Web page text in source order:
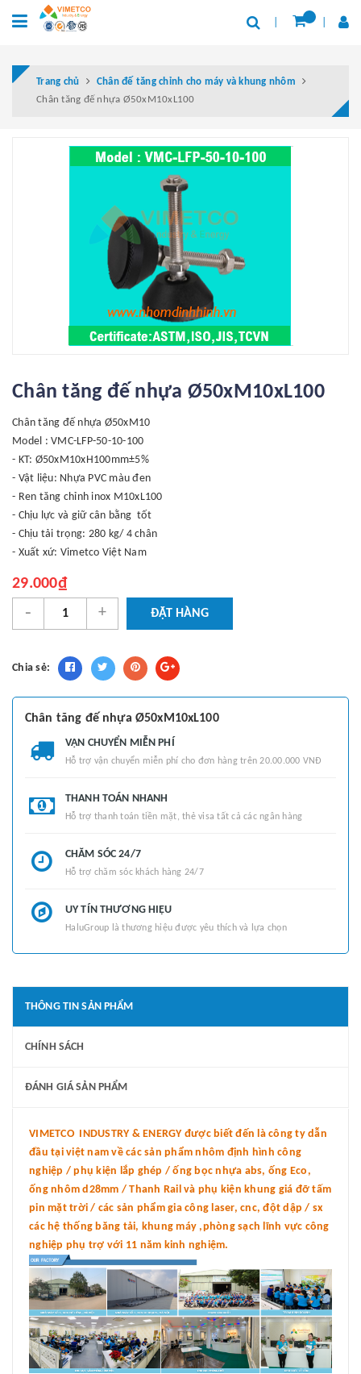
Trang chủ
Chân đế tăng chỉnh cho máy và khung nhôm
Chân tăng đế nhựa Ø50xM10xL100
Chân tăng đế nhựa Ø50xM10xL100
Chân tăng đế nhựa Ø50xM10
Model : VMC-LFP-50-10-100
- KT: Ø50xM10xH100mm±5%
- Vật liệu: Nhựa PVC màu đen
- Ren tăng chỉnh inox M10xL100
- Chịu lực và giữ cân bằng tốt
- Chịu tải trọng: 280 kg/ 4 chân
- Xuất xứ: Vimetco Việt Nam
29.000₫
- + ĐẶT HÀNG
Chia sẻ:
Chân tăng đế nhựa Ø50xM10xL100
VẬN CHUYỂN MIỄN PHÍ
Hỗ trợ vận chuyển miễn phí cho đơn hàng trên 20.00.000 VNĐ
THANH TOÁN NHANH
Hỗ trợ thanh toán tiền mặt, thẻ visa tất cả các ngân hàng
CHĂM SÓC 24/7
Hỗ trợ chăm sóc khách hàng 24/7
UY TÍN THƯƠNG HIỆU
HaluGroup là thương hiệu được yêu thích và lựa chọn
THÔNG TIN SẢN PHẨM
CHÍNH SÁCH
ĐÁNH GIÁ SẢN PHẨM
VIMETCO INDUSTRY & ENERGY được biết đến là công ty dẫn
đầu tại việt nam về các sản phẩm nhôm định hình công
nghiệp / phụ kiện lắp ghép / ống bọc nhựa abs, ống Eco,
ống nhôm d28mm / Thanh Rail và phụ kiện khung giá đỡ tấm
pin mặt trời / các sản phẩm gia công laser, cnc, đột dập / sx
các hệ thống băng tải, khung máy ,phòng sạch lĩnh vực công
nghiệp phụ trợ với 11 năm kinh nghiệm.